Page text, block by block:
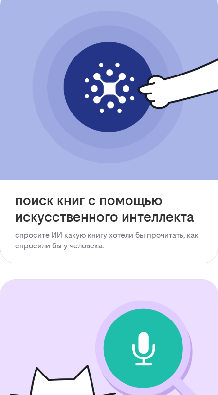
поиск книг с помощью
искусственного интеллекта
спросите ИИ какую книгу хотели бы прочитать, как
спросили бы у человека.